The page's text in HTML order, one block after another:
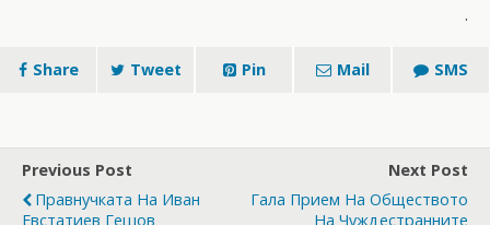
.
Share Tweet Pin Mail SMS
Previous Post
Правнучката На Иван
Евстатиев Гешов
Next Post
Гала Прием На Обществото
На Чуждестранните